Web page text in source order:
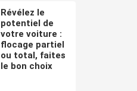
Révélez le
potentiel de
votre voiture :
flocage partiel
ou total, faites
le bon choix